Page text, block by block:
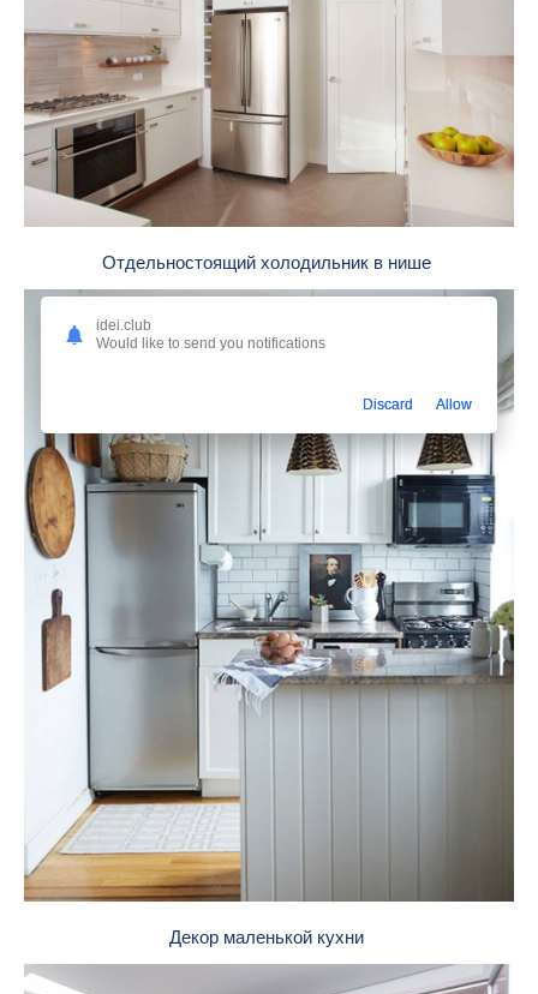
Отдельностоящий холодильник в нише
Декор маленькой кухни
idei.club
Would like to send you notifications
Discard Allow